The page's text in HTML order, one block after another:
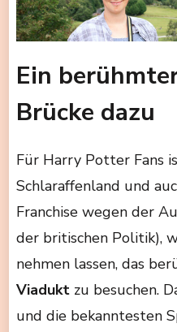
Ein
Brücke dazu
Für Harry Potter Fans
Schlaraffenland und
Franchise wegen der
der britischen Politik),
nehmen lassen, das
Viaduktzu besuchen.
und die bekanntesten